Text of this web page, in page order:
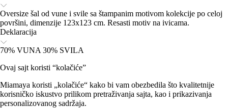
Oversize šal od vune i svile sa štampanim motivom kolekcije po celoj
površini, dimenzije 123x123 cm. Resasti motiv na ivicama.
Deklaracija
70% VUNA 30% SVILA
Ovaj sajt koristi “kolačiće”
Miamaya koristi „kolačiće“ kako bi vam obezbedila što kvalitetnije
korisničko iskustvo prilikom pretraživanja sajta, kao i prikazivanja
personalizovanog sadržaja.